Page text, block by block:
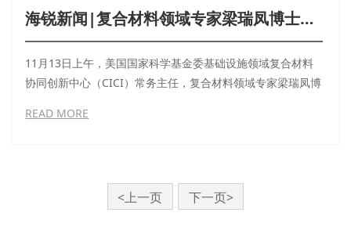
海锐新闻|复合材料领域专家梁瑞凤博士莅临中科海锐调研交流
11月13日上午，美国国家科学基金委基础设施领域复合材料
协同创新中心（CICI）常务主任，复合材料领域专家梁瑞凤博
李辉选等领导代表迎接。
READ MORE
<上一页 下一页>